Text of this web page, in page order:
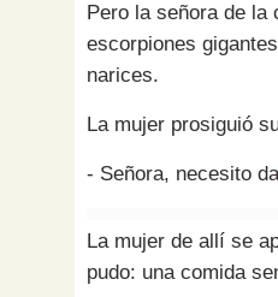
Pero la señora de
escorpiones
narices.
La mujer prosiguió
- Señora, necesito
La mujer de allí se
pudo: una comida